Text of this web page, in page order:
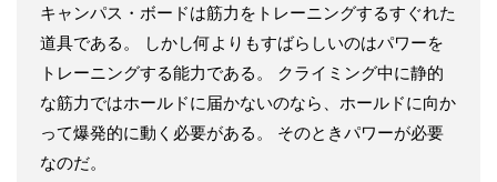
キャンパス・ボードは筋力をトレーニングするすぐれた
道具である。 しかし何よりもすばらしいのはパワーを
トレーニングする能力である。 クライミング中に静的
な筋力ではホールドに届かないのなら、ホールドに向か
って爆発的に動く必要がある。 そのときパワーが必要
なのだ。